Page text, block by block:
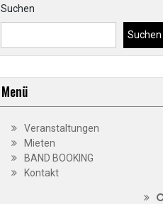
Suchen
Suchen
Menü
Veranstaltungen
Mieten
BAND BOOKING
Kontakt